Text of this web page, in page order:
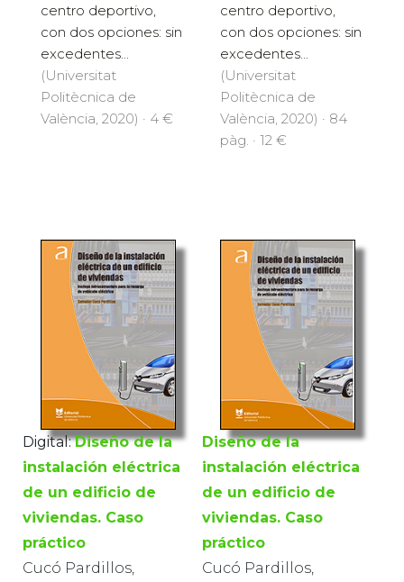
centro deportivo,
con dos opciones: sin
excedentes...
(Universitat
Politècnica de
València, 2020) · 4 €
centro deportivo,
con dos opciones: sin
excedentes...
(Universitat
Politècnica de
València, 2020) · 84
pàg. · 12 €
Digital: Diseño de la
instalación eléctrica
de un edificio de
viviendas. Caso
práctico
Cucó Pardillos,
Diseño de la
instalación eléctrica
de un edificio de
viviendas. Caso
práctico
Cucó Pardillos,